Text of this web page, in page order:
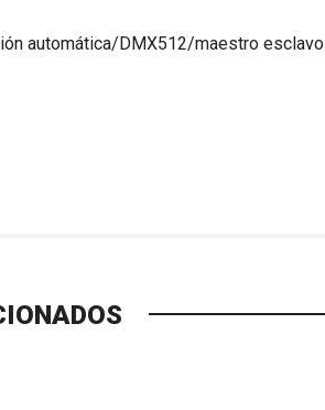
automática/DMX512/maestro esclavo